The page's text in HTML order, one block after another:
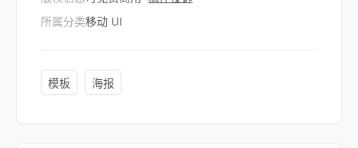
所属分类移动 UI
模板 海报